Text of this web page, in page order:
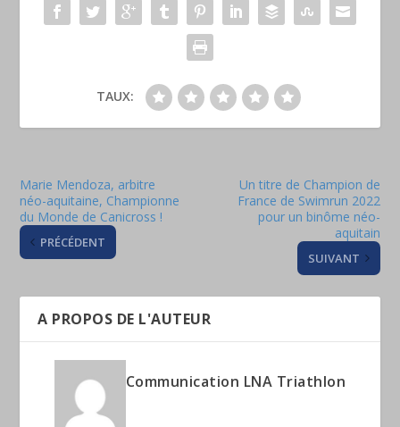
TAUX:
Marie Mendoza, arbitre
néo-aquitaine, Championne
du Monde de Canicross !
PRÉCÉDENT
Un titre de Champion de
France de Swimrun 2022
pour un binôme néo-
aquitain
SUIVANT
A PROPOS DE L'AUTEUR
Communication LNA Triathlon